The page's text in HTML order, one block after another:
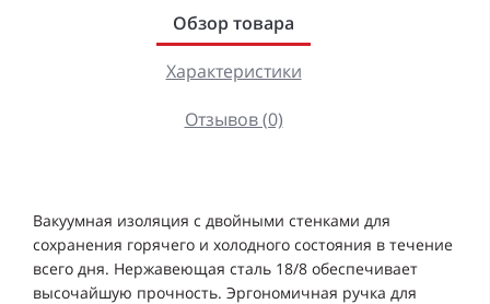
Обзор товара
Характеристики
Отзывов (0)
Вакуумная изоляция с двойными стенками для
сохранения горячего и холодного состояния в течение
всего дня. Нержавеющая сталь 18/8 обеспечивает
высочайшую прочность. Эргономичная ручка для